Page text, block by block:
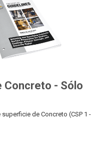
Concreto - Sólo
de Concreto (CSP 1 -